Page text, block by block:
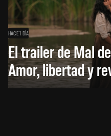
HACE 1 DÍA
El trailer de Mal
Amor, libertad y